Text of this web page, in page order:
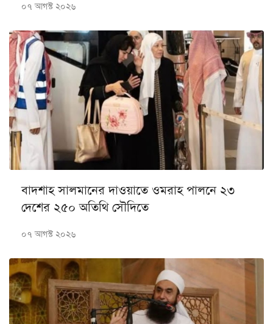
০৭ আগস্ট ২০২৬
বাদশাহ সালমানের দাওয়াতে ওমরাহ পালনে ২৩
দেশের ২৫০ অতিথি সৌদিতে
০৭ আগস্ট ২০২৬